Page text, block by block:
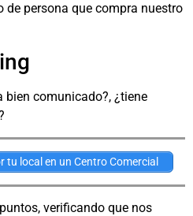
de persona que compra nuestro
bien comunicado?, ¿tiene
tu local en un Centro Comercial
verificando que nos